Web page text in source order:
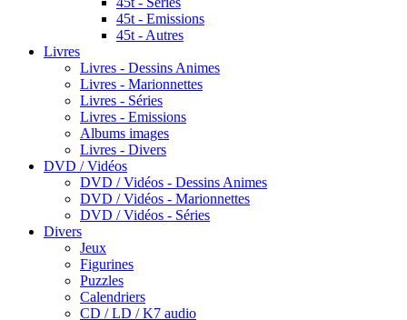
45t - Emissions
45t - Autres
Livres
Livres - Dessins Animes
Livres - Marionnettes
Livres - Séries
Livres - Emissions
Albums images
Livres - Divers
DVD / Vidéos
DVD / Vidéos - Dessins Animes
DVD / Vidéos - Marionnettes
DVD / Vidéos - Séries
Divers
Jeux
Figurines
Puzzles
Calendriers
CD / LD / K7 audio